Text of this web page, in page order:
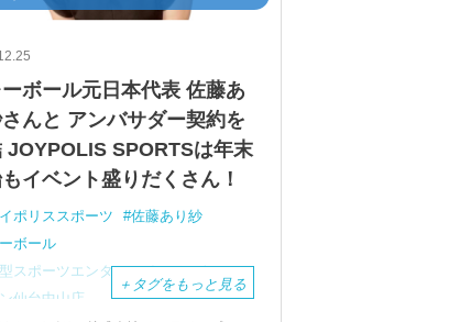
ボール元日本代表 佐藤あ
さんと アンバサダー契約を
JOYPOLIS SPORTSは年末
イベント盛りだくさん！
ポリススポーツ
佐藤あり紗
ボール
スポーツエンターテインメント
仙台中山店
＋ タグをもっと見る